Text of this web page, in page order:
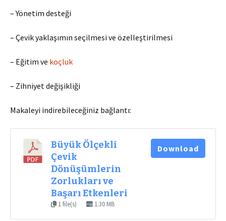
– Yönetim desteği
– Çevik yaklaşımın seçilmesi ve özelleştirilmesi
– Eğitim ve koçluk
– Zihniyet değişikliği
Makaleyi indirebileceğiniz bağlantı:
Büyük Ölçekli
Çevik
Dönüşümlerin
Zorlukları ve
Başarı Etkenleri
1 file(s) 1.30 MB
Download